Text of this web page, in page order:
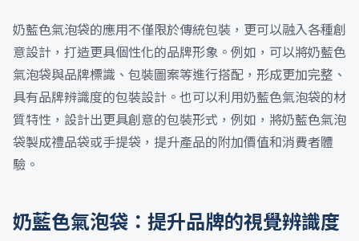
奶藍色氣泡袋的應用不僅限於傳統包裝，更可以融入各種創
意設計，打造更具個性化的品牌形象。例如，可以將奶藍色
氣泡袋與品牌標識、包裝圖案等進行搭配，形成更加完整、
具有品牌辨識度的包裝設計。也可以利用奶藍色氣泡袋的材
質特性，設計出更具創意的包裝形式，例如，將奶藍色氣泡
袋製成禮品袋或手提袋，提升產品的附加價值和消費者體
驗。
奶藍色氣泡袋：提升品牌的視覺辨識度